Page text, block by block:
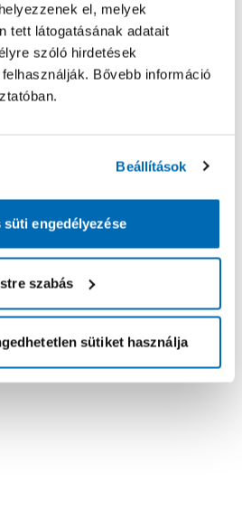
el, melyek
tett látogatásának adatait
szóló hirdetések
Bővebb információ
Beállítások
süti engedélyezése
szabás
sütiket használja